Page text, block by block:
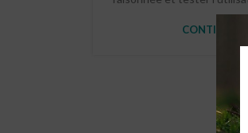
CONTINUE